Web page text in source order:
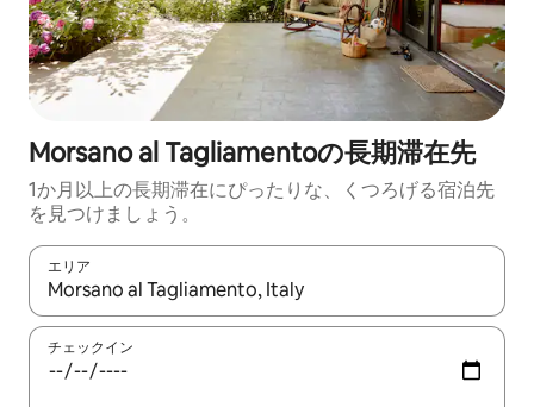
Morsano al Tagliamentoの長期滞在先
1か月以上の長期滞在にぴったりな、くつろげる宿泊先
を見つけましょう。
エリア
検索結果が表示されたら、上下の矢印キーを使って移動するか
チェックイン